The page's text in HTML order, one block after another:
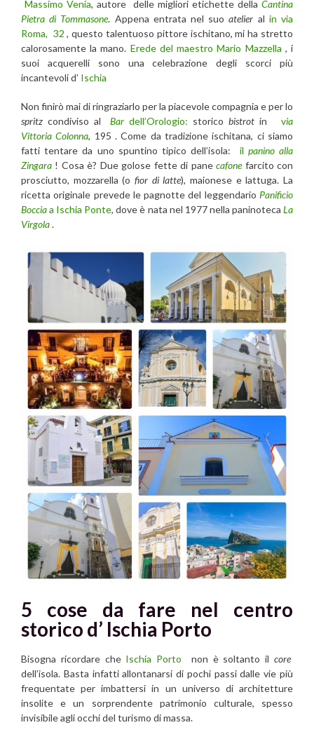
Massimo Venia, autore delle migliori etichette della Cantina
Pietra di Tommasone. Appena entrata nel suoatelier al in via
Roma, 32 , questo talentuoso pittore ischitano, mi ha stretto
calorosamente la mano. Erede del maestro Mario Mazzella , i
suoi acquerelli sono una celebrazione degli scorci più
incantevoli d’ Ischia
Non finirò mai di ringraziarlo per la piacevole compagnia e per lo
spritz condiviso alBar dell’Orologio: storico bistrotin via
Vittoria Colonna, 195 . Come da tradizione ischitana, ci siamo
fatti tentare da uno spuntino tipico dell’isola: il panino alla
Zingara ! Cosa è? Due golose fette di panecafonefarcito con
prosciutto, mozzarella (o fior di latte), maionese e lattuga. La
ricetta originale prevede le pagnotte del leggendario Panificio
Bocciaa Ischia Ponte, dove è nata nel 1977 nella paninotecaLa
Virgola.
5 cose da fare nel centro
storico d’ Ischia Porto
Bisogna ricordare che Ischia Porto non è soltanto ilcore
dell’isola. Basta infatti allontanarsi di pochi passi dalle vie più
frequentate per imbattersi in un universo di architetture
insolite e un sorprendente patrimonio culturale, spesso
invisibile agli occhi del turismo di massa.